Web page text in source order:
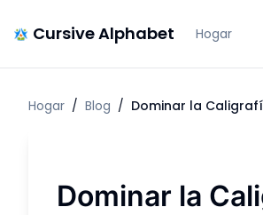
Cursive Alphabet Hogar
Hogar / Blog / Dominar la
Dominar la